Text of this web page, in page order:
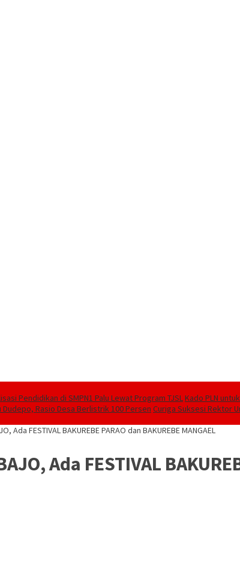
Pendidikan di SMPN1 Palu Lewat Program TJSLKado PLN
Dudepo, Rasio Desa Berlistrik 100 Persen Curiga Suksesi Rektor
Ada FESTIVAL BAKUREBE PARAO dan BAKUREBE MANGAEL
Ada FESTIVAL